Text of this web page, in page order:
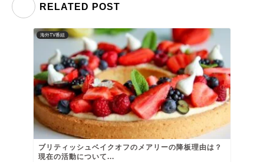
RELATED POST
海外TV番組
ブリティッシュベイクオフのメアリーの降板理由は？
現在の活動について...